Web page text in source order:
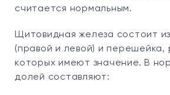
считается нормальным.
Щитовидная железа состоит
(правой и левой) и перешейка,
которых имеют значение. В
долей составляют: